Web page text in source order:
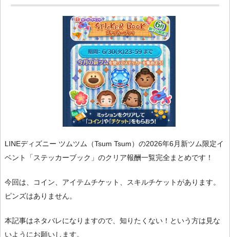
LINEディズニー ツムツム（Tsum Tsum）の2026年6月新ツム限定イ
ベント「ステッカーブック」のクリア報酬一覧完全まとめです！
今回は、コイン、アイテムチケット、スキルチケットがあります。
ピンズはありません。
本記事はネタバレになりますので、知りたくない！という方は見な
いようにお願いします。